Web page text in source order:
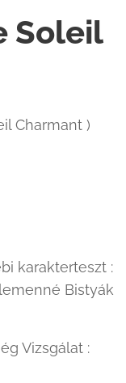
Soleil
Charmant )
karakterteszt :
Bistyák
Vizsgálat :